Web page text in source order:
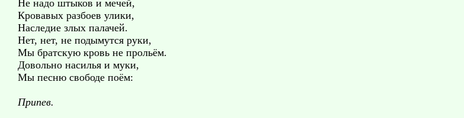
Не надо штыков и мечей,
Кровавых разбоев улики,
Наследие злых палачей.
Нет, нет, не подымутся руки,
Мы братскую кровь не прольём.
Довольно насилья и муки,
Мы песню свободе поём:
Припев.